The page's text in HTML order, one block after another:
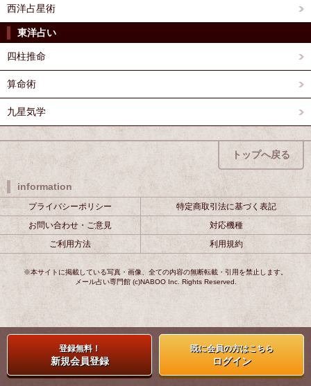
西洋占星術
東洋占い
四柱推命
算命術
九星気学
トップへ戻る
information
プライバシーポリシー
特定商取引法に基づく表記
お問い合わせ・ご意見
対応機種
ご利用方法
利用規約
※本サイトに掲載している写真・画像、全ての内容の無断転載・引用を禁止します。
メール占い専門館 (c)NABOO Inc. Rights Reserved.
登録無料！
新規会員登録
既に会員の方はこちら
ログイン